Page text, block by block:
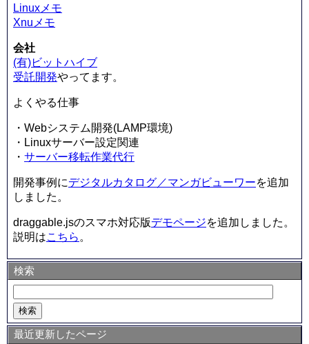
Linuxメモ
Xnuメモ
会社
(有)ビットハイブ
受託開発やってます。
よくやる仕事
・Webシステム開発(LAMP環境)
・Linuxサーバー設定関連
・ サーバー移転作業代行
開発事例にデジタルカタログ／マンガビューワーを追加
しました。
draggable.jsのスマホ対応版デモページを追加しました。
説明はこちら 。
検索
最近更新したページ